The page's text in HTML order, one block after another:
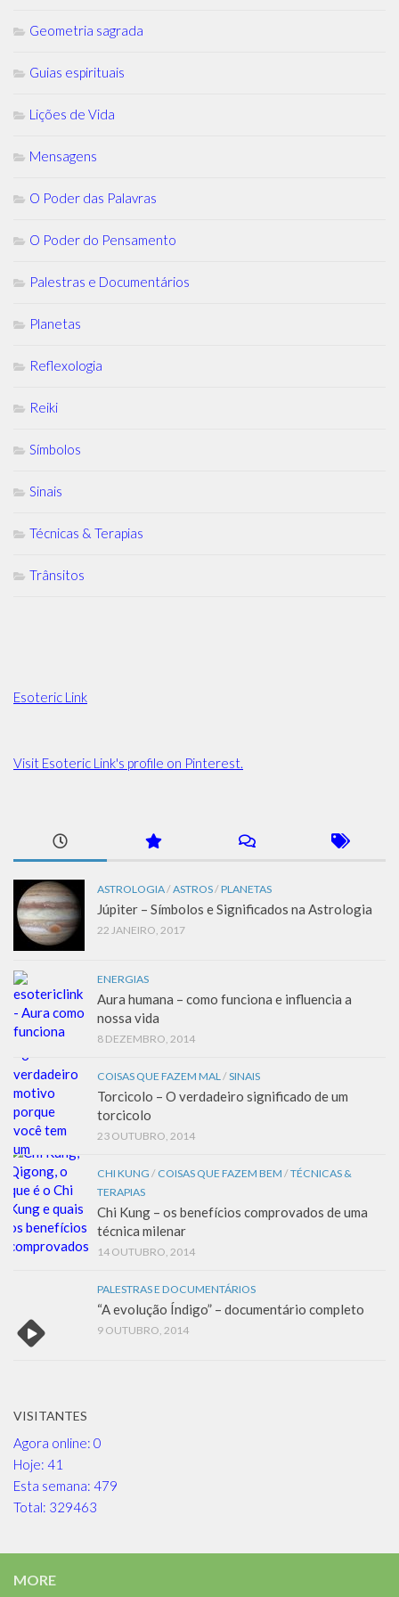
Geometria sagrada
Guias espirituais
Lições de Vida
Mensagens
O Poder das Palavras
O Poder do Pensamento
Palestras e Documentários
Planetas
Reflexologia
Reiki
Símbolos
Sinais
Técnicas & Terapias
Trânsitos
Esoteric Link
Visit Esoteric Link's profile on Pinterest.
ASTROLOGIA/ASTROS/PLANETAS
Júpiter – Símbolos e Significados na Astrologia
22 JANEIRO, 2017
ENERGIAS
Aura humana – como funciona e influencia a
nossa vida
8 DEZEMBRO, 2014
COISAS QUE FAZEM MAL/SINAIS
Torcicolo – O verdadeiro significado de um
torcicolo
23 OUTUBRO, 2014
CHI KUNG / COISAS QUE FAZEM BEM /TÉCNICAS &
TERAPIAS
Chi Kung – os benefícios comprovados de uma
técnica milenar
14 OUTUBRO, 2014
PALESTRAS E DOCUMENTÁRIOS
“A evolução Índigo” – documentário completo
9 OUTUBRO, 2014
VISITANTES
Agora online: 0
Hoje: 41
Esta semana: 479
Total: 329463
MORE